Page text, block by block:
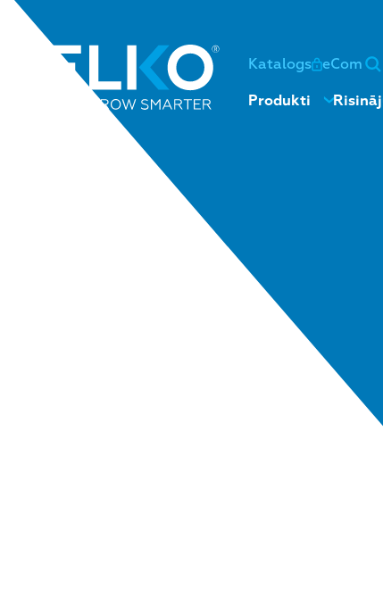
Katalogs eCom
Produkti